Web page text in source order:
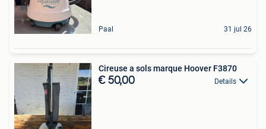
Paal 31 jul 26
Cireuse a sols marque Hoover F3870
€ 50,00 Details